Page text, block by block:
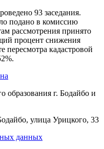
93 заседания.
подано в комиссию
рассмотрения принято
процент снижения
пересмотра кадастровой
г. Бодайбо и
улица Урицкого, 33
данных